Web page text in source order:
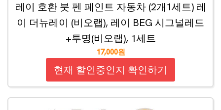
레이 호환 붓 펜 페인트 자동차 (2개1세트) 레
이 더뉴레이 (비오랩), 레이 BEG 시그널레드
+투명(비오랩), 1세트
17,000원
현재 할인중인지 확인하기